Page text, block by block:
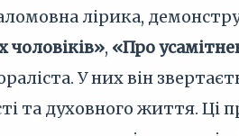
лірика,
чоловіків», «Про
У них він
духовного життя. Ці